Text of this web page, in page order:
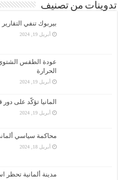
تدوينات من تصنيف
بيربوك تنفي
أبريل 19, 2024
عودة الطقس الشتوي
الحرارة
أبريل 19, 2024
المانيا تؤكّد على
أبريل 19, 2024
محاكمة سياسي
أبريل 18, 2024
مدينة ألمانية تحظر